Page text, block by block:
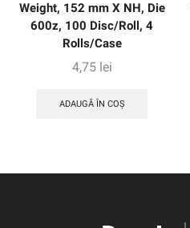
Weight, 152 mm X NH, Die
600z, 100 Disc/Roll, 4
Rolls/Case
4,75 lei
ADAUGĂ ÎN COȘ